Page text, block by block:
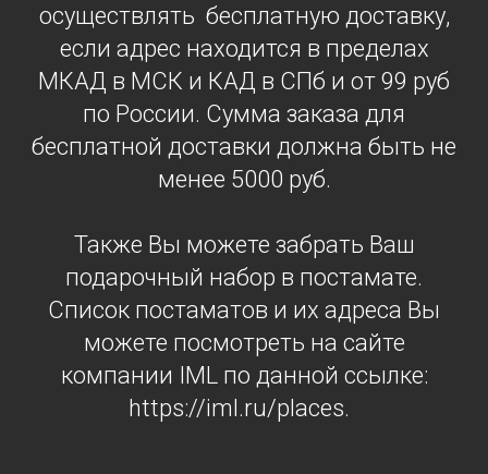
осуществлять бесплатную доставку,
если адрес находится в пределах
МКАД в МСК и КАД в СПб и от 99 руб
по России. Сумма заказа для
бесплатной доставки должна быть не
менее 5000 руб.
Также Вы можете забрать Ваш
подарочный набор в постамате.
Список постаматов и их адреса Вы
можете посмотреть на сайте
компании IML по данной ссылке:
https://iml.ru/places.